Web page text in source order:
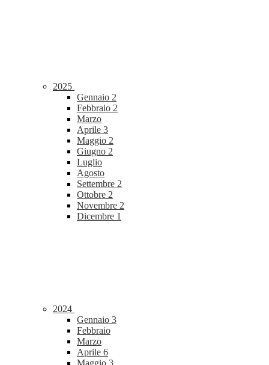
2025
Gennaio 2
Febbraio 2
Marzo
Aprile 3
Maggio 2
Giugno 2
Luglio
Agosto
Settembre 2
Ottobre 2
Novembre 2
Dicembre 1
2024
Gennaio 3
Febbraio
Marzo
Aprile 6